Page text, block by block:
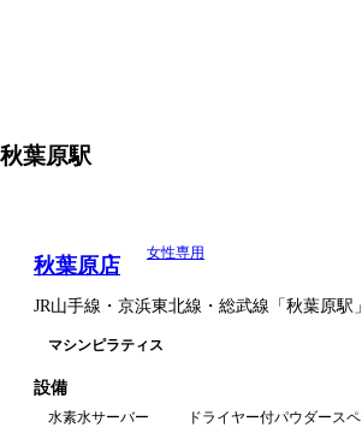
秋葉原駅
秋葉原店
女性専用
JR山手線・京浜東北線・総武線 「 秋葉原駅 」
マシンピラティス
設備
水素水サーバー ドライヤー付パウダース